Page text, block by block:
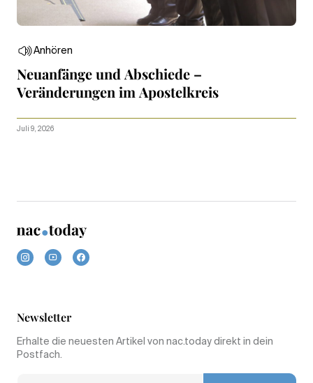
Anhören
Neuanfänge und Abschiede –
Veränderungen im Apostelkreis
Juli 9, 2026
Newsletter
Erhalte die neuesten Artikel von nac.today direkt in dein
Postfach.